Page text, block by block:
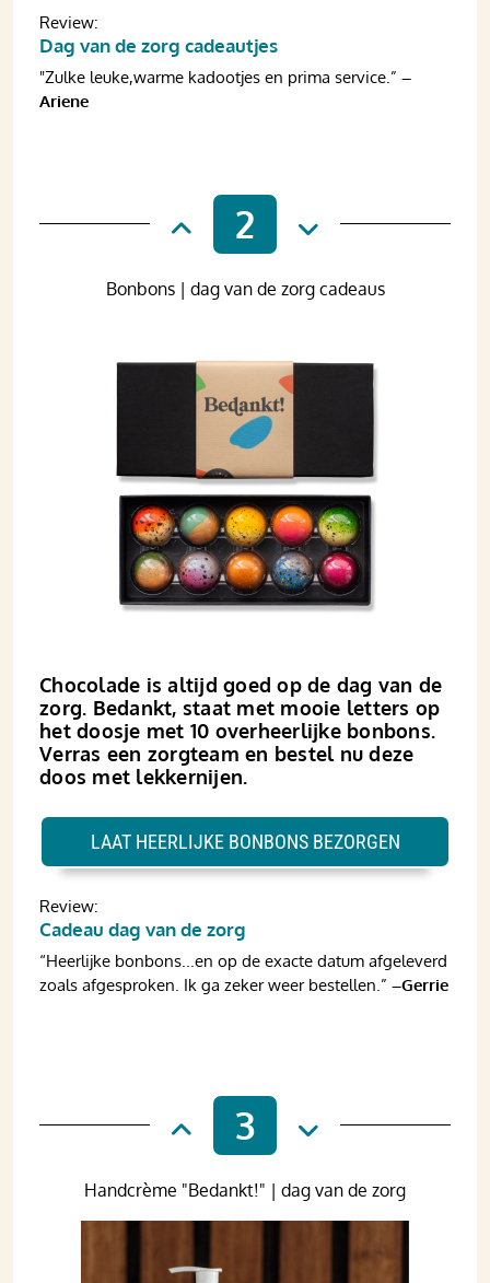
Review:
Dag van de zorg cadeautjes
"Zulke leuke,warme kadootjes en prima service.” –
Ariene
2
Chocolade is altijd goed op de dag van de
zorg. Bedankt, staat met mooie letters op
het doosje met 10 overheerlijke bonbons.
Verras een zorgteam en bestel nu deze
doos met lekkernijen.
Bonbons | dag van de zorg cadeaus
Review:
Cadeau dag van de zorg
“Heerlijke bonbons...en op de exacte datum afgeleverd
zoals afgesproken. Ik ga zeker weer bestellen.” –Gerrie
LAAT HEERLIJKE BONBONS BEZORGEN
3
Handcrème "Bedankt!" | dag van de zorg